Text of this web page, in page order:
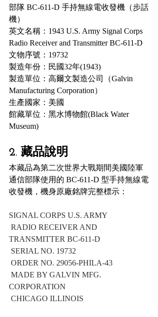
部隊 BC-611-D 手持無線電收發機（步話
機）
英文名稱：1943 U.S. Army Signal Corps
Radio Receiver and Transmitter BC-611-D
文物序號：19732
製造年份：民國32年(1943)
製造單位：高爾文製造公司（Galvin
Manufacturing Corporation）
生產國家：美國
館藏單位：黑水博物館(Black Water
Museum)
2. 藏品說明
本藏品為第二次世界大戰期間美國陸軍
通信部隊使用的 BC-611-D 型手持無線電
收發機，機身原廠銘牌完整標示：
SIGNAL CORPS U.S. ARMY
TRANSMITTER BC-611-D
SERIAL NO. 19732
ORDER NO. 29056-PHILA-43
CORPORATION
CHICAGO ILLINOIS